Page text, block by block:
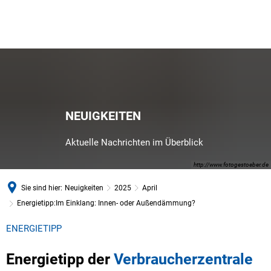
http://www.fotogestoeber.de
NEUIGKEITEN
Aktuelle Nachrichten im Überblick
Sie sind hier: Neuigkeiten 2025
April
Energietipp:Im Einklang: Innen- oder Außendämmung?
ENERGIETIPP
Energietipp der Verbraucherzentrale